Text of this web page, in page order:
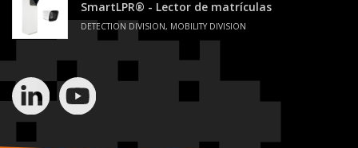
SmartLPR® - Lector de matrículas
DETECTION DIVISION, MOBILITY DIVISION